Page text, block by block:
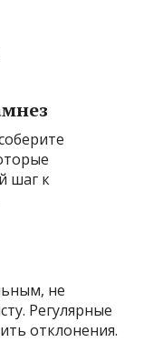
шаг к
не
Регулярные
отклонения.